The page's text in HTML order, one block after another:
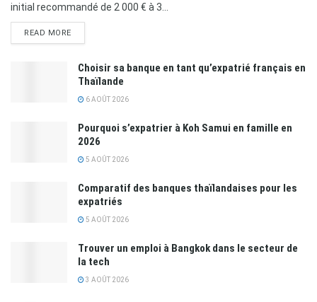
initial recommandé de 2 000 € à 3...
READ MORE
Choisir sa banque en tant qu’expatrié français en
Thaïlande
6 AOÛT 2026
Pourquoi s’expatrier à Koh Samui en famille en
2026
5 AOÛT 2026
Comparatif des banques thaïlandaises pour les
expatriés
5 AOÛT 2026
Trouver un emploi à Bangkok dans le secteur de
la tech
3 AOÛT 2026